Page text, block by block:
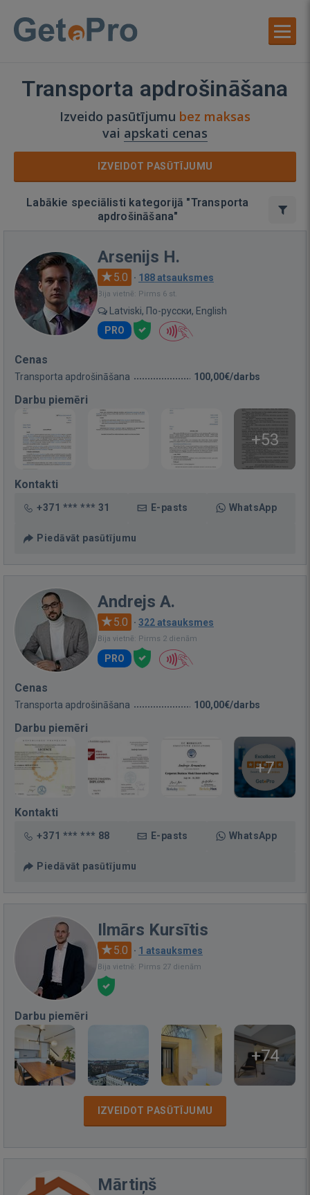
Transporta apdrošināšana
Izveido pasūtījumu bez maksas
vai apskati cenas
IZVEIDOT PASŪTĪJUMU
Labākie speciālisti kategorijā "Transporta
apdrošināšana"
Arsenijs H.
5.0 · 188 atsauksmes
Bija vietnē: Pirms 6 st.
Latviski, По-русски, English
PRO
Cenas
Transporta apdrošināšana 100,00€/darbs
Darbu piemēri
+53
Kontakti
+371 *** *** 31 E-pasts WhatsApp
Piedāvāt pasūtījumu
Andrejs A.
5.0 · 322 atsauksmes
Bija vietnē: Pirms 2 dienām
PRO
Cenas
Transporta apdrošināšana 100,00€/darbs
Darbu piemēri
+7
Kontakti
+371 *** *** 88 E-pasts WhatsApp
Piedāvāt pasūtījumu
Ilmārs Kursītis
5.0 · 1 atsauksmes
Bija vietnē: Pirms 27 dienām
Darbu piemēri
+74
IZVEIDOT PASŪTĪJUMU
Mārtiņš